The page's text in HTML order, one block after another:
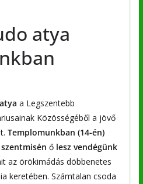
atya
a Legszentebb
Közösségéből a jövő
Templomunkban (14-én)
ő lesz vendégünk
az örökimádás döbbenetes
keretében. Számtalan csoda